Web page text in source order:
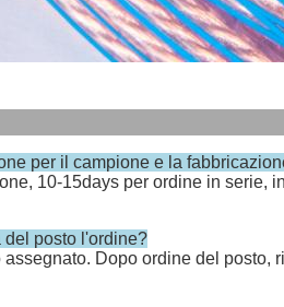
per il campione e la
10-15days per ordine in serie,
del posto l'ordine?
Dopo ordine del posto,